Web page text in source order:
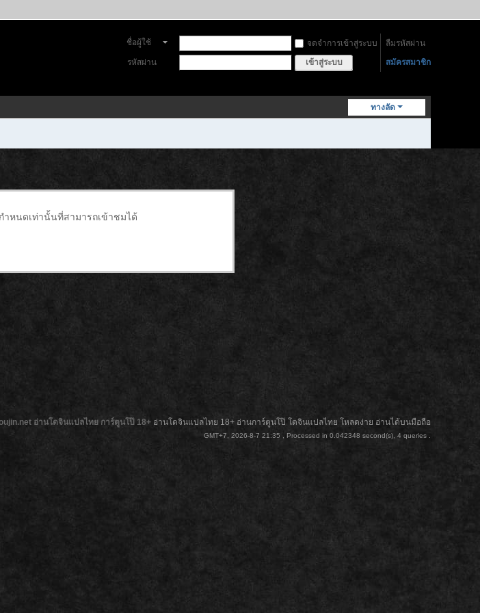
ชื่อผู้ใช้ จดจำการเข้าสู่ระบบ
ลืมรหัสผ่าน
รหัสผ่าน
เข้าสู่ระบบ สมัครสมาชิก
ทางลัด
หนดเท่านั้นที่สามารถเข้าชมได้
อ่านโดจินแปลไทย การ์ตูนโป๊ 18+ อ่านโดจินแปลไทย 18+ อ่านการ์ตูนโป๊ โดจินแปลไทย โหลดง่าย อ่านได้บนมือถือ
GMT+7, 2026-8-7 21:35 , Processed in 0.042348 second(s), 4 queries .